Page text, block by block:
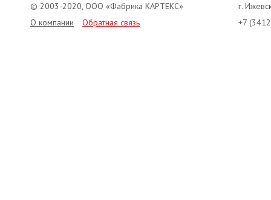
© 2003-2020, ООО «Фабрика КАРТЕКС»
О компании
Обратная связь
г.
+7